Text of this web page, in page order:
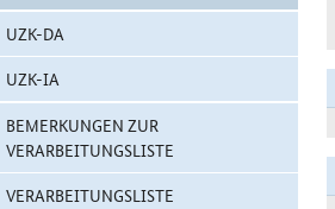
UZK-DA
UZK-IA
BEMERKUNGEN ZUR
VERARBEITUNGSLISTE
VERARBEITUNGSLISTE